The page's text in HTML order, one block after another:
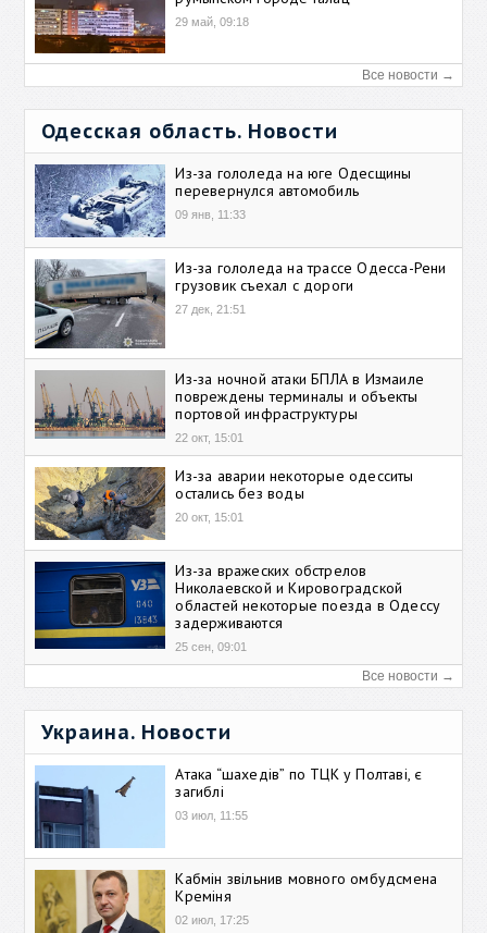
29 май, 09:18
Все новости →
Одесская область. Новости
Из-за гололеда на юге Одесщины
перевернулся автомобиль
09 янв, 11:33
Из-за гололеда на трассе Одесса-Рени
грузовик съехал с дороги
27 дек, 21:51
Из-за ночной атаки БПЛА в Измаиле
повреждены терминалы и объекты
портовой инфраструктуры
22 окт, 15:01
Из-за аварии некоторые одесситы
остались без воды
20 окт, 15:01
Из-за вражеских обстрелов
Николаевской и Кировоградской
областей некоторые поезда в Одессу
задерживаются
25 сен, 09:01
Все новости →
Украина. Новости
Атака “шахедів” по ТЦК у Полтаві, є
загиблі
03 июл, 11:55
Кабмін звільнив мовного омбудсмена
Креміня
02 июл, 17:25